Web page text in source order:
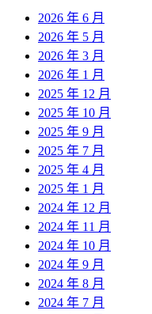
2026 年 6 月
2026 年 5 月
2026 年 3 月
2026 年 1 月
2025 年 12 月
2025 年 10 月
2025 年 9 月
2025 年 7 月
2025 年 4 月
2025 年 1 月
2024 年 12 月
2024 年 11 月
2024 年 10 月
2024 年 9 月
2024 年 8 月
2024 年 7 月